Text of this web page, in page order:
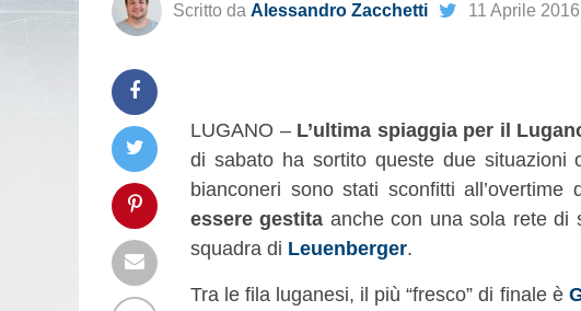
Scritto da Alessandro Zacchetti 11 Aprile 2016
LUGANO – L’ultima spiaggia per il
di sabato ha sortito queste due situazioni
bianconeri sono stati sconfitti
essere gestita anche con una sola rete di
squadra di Leuenberger.
Tra le fila luganesi, il più “fresco” di finale è